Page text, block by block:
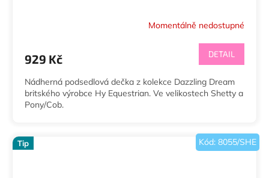
je
z
5
hvězdiček.
Momentálně nedostupné
929 Kč DETAIL
Nádherná podsedlová dečka z kolekce Dazzling Dream
britského výrobce Hy Equestrian. Ve velikostech Shetty a
Pony/Cob.
Tip Kód: 8055/SHE